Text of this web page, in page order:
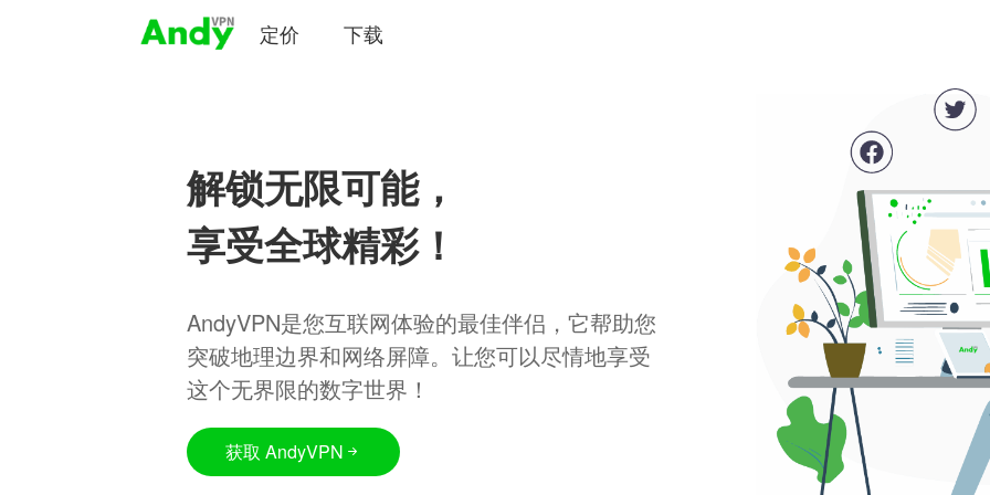
定价 下载
解锁无限可能，
享受全球精彩！
AndyVPN是您互联网体验的最佳伴侣，它帮助您
突破地理边界和网络屏障。让您可以尽情地享受
这个无界限的数字世界！
获取 AndyVPN